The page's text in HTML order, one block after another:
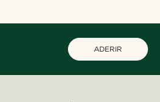
ADERIR